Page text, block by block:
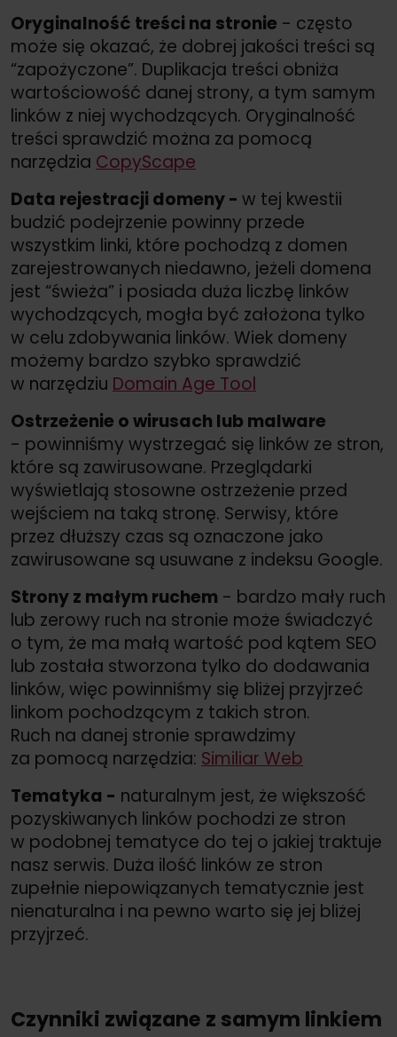
Oryginalność treści na stronie - często
może się okazać, że dobrej jakości treści są
“zapożyczone”. Duplikacja treści obniża
wartościowość danej strony, a tym samym
linków z niej wychodzących. Oryginalność
treści sprawdzić można za pomocą
narzędzia CopyScape
Data rejestracji domeny - w tej kwestii
budzić podejrzenie powinny przede
wszystkim linki, które pochodzą z domen
zarejestrowanych niedawno, jeżeli domena
jest “świeża” i posiada duża liczbę linków
wychodzących, mogła być założona tylko
w celu zdobywania linków. Wiek domeny
możemy bardzo szybko sprawdzić
w narzędziu Domain Age Tool
Ostrzeżenie o wirusach lub malware
- powinniśmy wystrzegać się linków ze stron,
które są zawirusowane. Przeglądarki
wyświetlają stosowne ostrzeżenie przed
wejściem na taką stronę. Serwisy, które
przez dłuższy czas są oznaczone jako
zawirusowane są usuwane z indeksu Google.
Strony z małym ruchem - bardzo mały ruch
lub zerowy ruch na stronie może świadczyć
o tym, że ma małą wartość pod kątem SEO
lub została stworzona tylko do dodawania
linków, więc powinniśmy się bliżej przyjrzeć
linkom pochodzącym z takich stron.
Ruch na danej stronie sprawdzimy
za pomocą narzędzia: Similiar Web
Tematyka - naturalnym jest, że większość
pozyskiwanych linków pochodzi ze stron
w podobnej tematyce do tej o jakiej traktuje
nasz serwis. Duża ilość linków ze stron
zupełnie niepowiązanych tematycznie jest
nienaturalna i na pewno warto się jej bliżej
przyjrzeć.
Czynniki związane z samym linkiem